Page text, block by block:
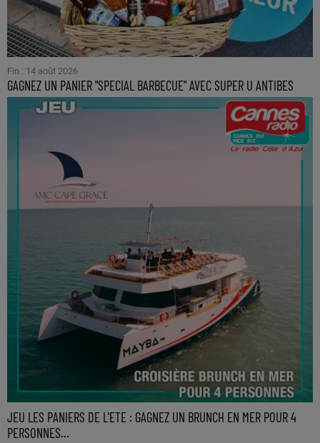
Fin : 14 août 2026
GAGNEZ UN PANIER "SPECIAL BARBECUE" AVEC SUPER U ANTIBES
JEU LES PANIERS DE L'ETE : GAGNEZ UN BRUNCH EN MER POUR 4
PERSONNES...